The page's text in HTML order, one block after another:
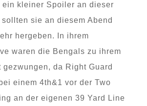
ein kleiner Spoiler an dieser
sie an diesem Abend
hergeben. In ihrem
waren die Bengals zu ihrem
gezwungen, da Right Guard
einem 4th&1 vor der Two
an der eigenen 39 Yard Line